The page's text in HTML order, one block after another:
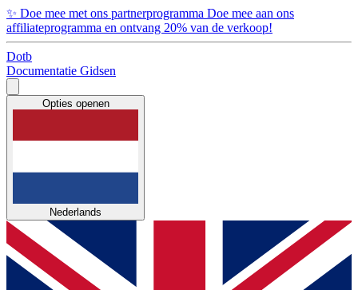
✨ Doe mee met ons partnerprogramma Doe mee aan ons
affiliateprogramma en ontvang 20% van de verkoop!
Dotb
Documentatie Gidsen
Opties openen
Nederlands